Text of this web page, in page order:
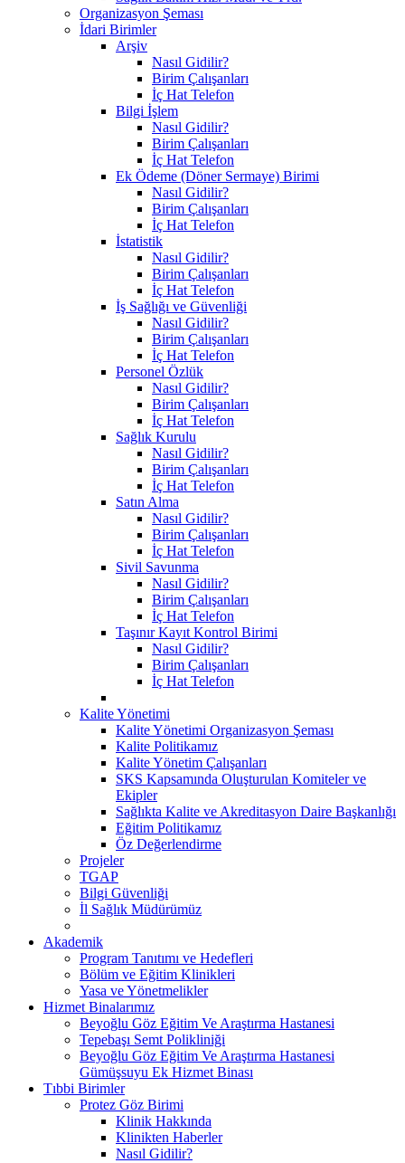
Organizasyon Şeması
İdari Birimler
Arşiv
Nasıl Gidilir?
Birim Çalışanları
İç Hat Telefon
Bilgi İşlem
Nasıl Gidilir?
Birim Çalışanları
İç Hat Telefon
Ek Ödeme (Döner Sermaye) Birimi
Nasıl Gidilir?
Birim Çalışanları
İç Hat Telefon
İstatistik
Nasıl Gidilir?
Birim Çalışanları
İç Hat Telefon
İş Sağlığı ve Güvenliği
Nasıl Gidilir?
Birim Çalışanları
İç Hat Telefon
Personel Özlük
Nasıl Gidilir?
Birim Çalışanları
İç Hat Telefon
Sağlık Kurulu
Nasıl Gidilir?
Birim Çalışanları
İç Hat Telefon
Satın Alma
Nasıl Gidilir?
Birim Çalışanları
İç Hat Telefon
Sivil Savunma
Nasıl Gidilir?
Birim Çalışanları
İç Hat Telefon
Taşınır Kayıt Kontrol Birimi
Nasıl Gidilir?
Birim Çalışanları
İç Hat Telefon
Kalite Yönetimi
Kalite Yönetimi Organizasyon Şeması
Kalite Politikamız
Kalite Yönetim Çalışanları
SKS Kapsamında Oluşturulan Komiteler ve
Ekipler
Sağlıkta Kalite ve Akreditasyon Daire Başkanlığı
Eğitim Politikamız
Öz Değerlendirme
Projeler
TGAP
Bilgi Güvenliği
İl Sağlık Müdürümüz
Akademik
Program Tanıtımı ve Hedefleri
Bölüm ve Eğitim Klinikleri
Yasa ve Yönetmelikler
Hizmet Binalarımız
Beyoğlu Göz Eğitim Ve Araştırma Hastanesi
Tepebaşı Semt Polikliniği
Beyoğlu Göz Eğitim Ve Araştırma Hastanesi
Gümüşsuyu Ek Hizmet Binası
Tıbbi Birimler
Protez Göz Birimi
Klinik Hakkında
Klinikten Haberler
Nasıl Gidilir?